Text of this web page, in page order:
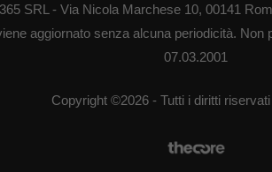
SRL - Via Nicola Marchese 10, 00141
aggiornato senza alcuna periodicità.
07.03.2001
Copyright ©2026 - Tutti i diritti